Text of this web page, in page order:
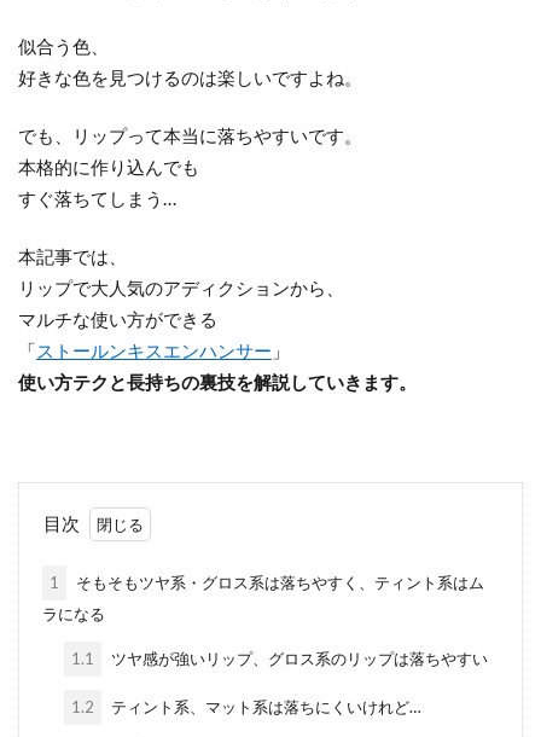
似合う色、
好きな色を見つけるのは楽しいですよね。
でも、リップって本当に落ちやすいです。
本格的に作り込んでも
すぐ落ちてしまう…
本記事では、
リップで大人気のアディクションから、
マルチな使い方ができる
「ストールンキスエンハンサー 」
使い方テクと長持ちの裏技を解説していきます。
目次
1
そもそもツヤ系・グロス系は落ちやすく、ティント系はム
ラになる
1.1 ツヤ感が強いリップ、グロス系のリップは落ちやすい
1.2 ティント系、マット系は落ちにくいけれど…